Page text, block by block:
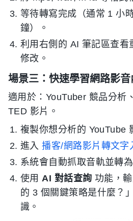
等待轉寫完成（通常 1 小
鐘）。
利用右側的 AI 筆記區查看
修改。
場景三：快速學習網路影
適用於：YouTuber 競品分析
TED 影片。
複製你想分析的 YouTube
進入播客/網路影片轉文字
系統會自動抓取音軌並轉為
使用AI 對話查詢 功能，
的 3 個關鍵策略是什麼？
識。